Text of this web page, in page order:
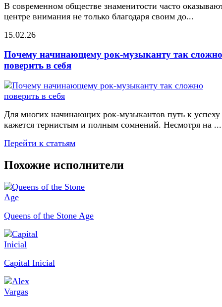
В современном обществе знаменитости часто
центре внимания не только благодаря своим до...
15.02.26
Почему начинающему рок-музыканту так сложно
поверить в себя
Для многих начинающих рок-музыкантов путь к успеху
кажется тернистым и полным сомнений. Несмотря на ...
Перейти к статьям
Похожие исполнители
Queens of the Stone Age
Capital Inicial